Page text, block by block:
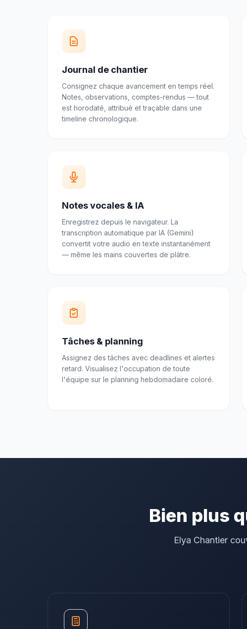
Journal de chantier
Consignez chaque avancement en temps réel.
Notes, observations, comptes-rendus — tout
est horodaté, attribué et traçable dans une
timeline chronologique.
Notes vocales & IA
Enregistrez depuis le navigateur. La
transcription automatique par IA (Gemini)
convertit votre audio en texte instantanément
— même les mains couvertes de plâtre.
Tâches & planning
Assignez des tâches avec deadlines et alertes
retard. Visualisez l'occupation de toute
l'équipe sur le planning hebdomadaire coloré.
Bien plus
Elya Chantier